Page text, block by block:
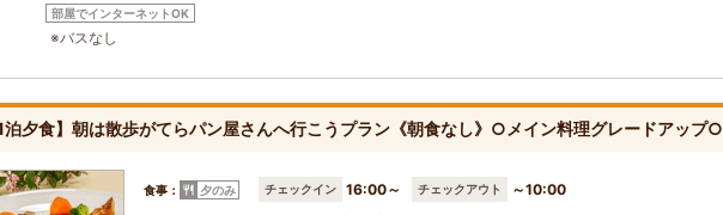
部屋でインターネットOK
※バスなし
夕食】朝は散歩がてらパン屋さんへ行こうプラン《朝食なし》○メイン料理グレードアップ○
食事： 夕のみ チェックイン 16:00～ チェックアウト
～10:00